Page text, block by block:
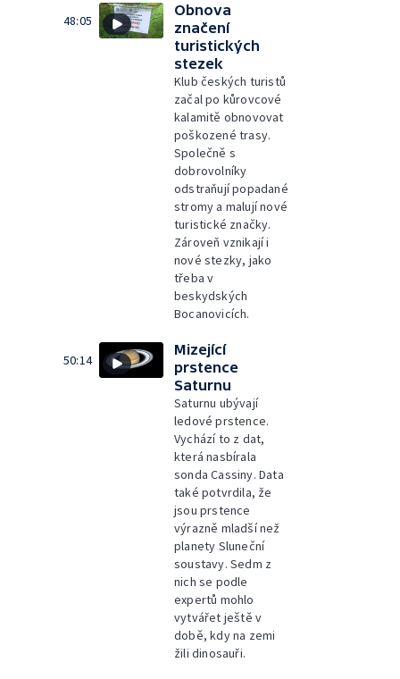
48:05
Obnova
značení
turistických
stezek
Klub českých turistů
začal po kůrovcové
kalamitě obnovovat
poškozené trasy.
Společně s
dobrovolníky
odstraňují popadané
stromy a malují nové
turistické značky.
Zároveň vznikají i
nové stezky, jako
třeba v
beskydských
Bocanovicích.
50:14
Mizející
prstence
Saturnu
Saturnu ubývají
ledové prstence.
Vychází to z dat,
která nasbírala
sonda Cassiny. Data
také potvrdila, že
jsou prstence
výrazně mladší než
planety Sluneční
soustavy. Sedm z
nich se podle
expertů mohlo
vytvářet ještě v
době, kdy na zemi
žili dinosauři.